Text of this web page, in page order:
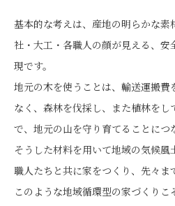
基本的な考えは、産地の明らかな素
社・大工・各職人の顔が見える、安
現です。
地元の木を使うことは、輸送運搬費
なく、森林を伐採し、また植林をし
で、地元の山を守り育てることにつ
そうした材料を用いて地域の気候
職人たちと共に家をつくり、先々ま
このような地域循環型の家づくり